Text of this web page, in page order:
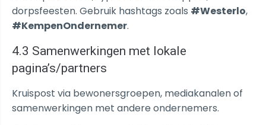
dorpsfeesten. Gebruik hashtags zoals #Westerlo,
#KempenOndernemer.
4.3 Samenwerkingen met lokale
pagina’s/partners
Kruispost via bewonersgroepen, mediakanalen of
samenwerkingen met andere ondernemers.